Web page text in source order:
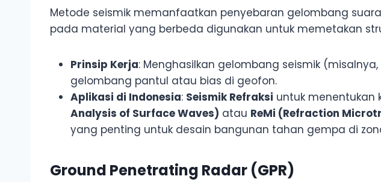
Metode seismik memanfaatkan penyebaran gelombang
pada material yang berbeda digunakan untuk memetakan
Prinsip Kerja: Menghasilkan gelombang seismik
gelombang pantul atau bias di geofon.
Aplikasi di Indonesia: Seismik Refraksi untuk menentukan
Analysis of Surface Waves) atau ReMi (Refraction
yang penting untuk desain bangunan tahan gempa di
Ground Penetrating Radar (GPR)